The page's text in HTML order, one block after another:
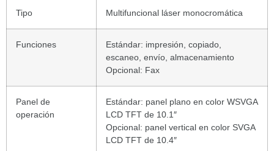
Tipo Multifuncional láser monocromática
Funciones
Estándar: impresión, copiado,
escaneo, envío, almacenamiento
Opcional: Fax
Panel de
operación
Estándar: panel plano en color WSVGA
LCD TFT de 10.1″
Opcional: panel vertical en color SVGA
LCD TFT de 10.4″